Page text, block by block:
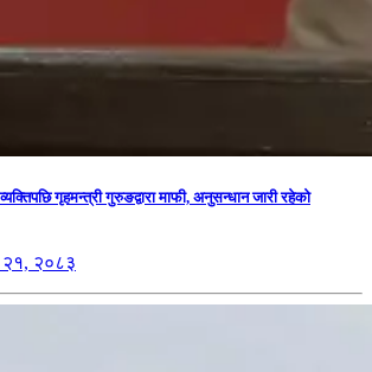
गृहमन्त्री गुरुङद्वारा माफी, अनुसन्धान जारी रहेको
२१, २०८३